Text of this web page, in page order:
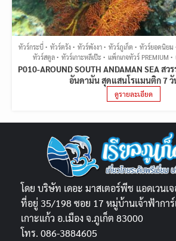
ทัวร์กระบี่ ทัวร์ตรัง ทัวร์พังงา ทัวร์ภูเก็ต ทัวร์ยอดนิยม
ทัวร์สตูล
ทัวร์เกาะหลีเป๊ะ แพ็กเกจทัวร์ PREMIUM
P010-AROUND SOUTH ANDAMAN SEA ส
อันดามัน สุดแสนโรแมนติก 7 วั
ดูรายละเอียด
โดย บริษัท เดอะ มาสเตอร์พีช แอดเวนเ
ที่อยู่ 35/198 ซอย 17 หมู่บ้านเจ้าฟ้าการ์
เกาะแก้ว อ.เมือง จ.ภูเก็ต 83000
โทร. 086-3884605